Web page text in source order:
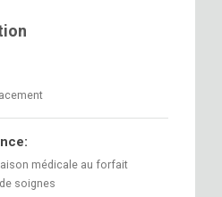
médicale au forfait
soignes